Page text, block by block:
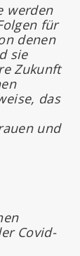
werden
für
denen
sie
Zukunft
das
und
Covid-